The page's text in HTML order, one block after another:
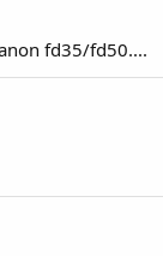
fd35/fd50....